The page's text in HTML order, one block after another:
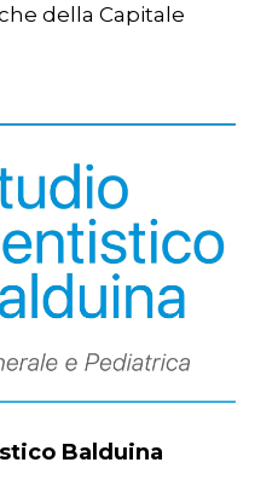
della Capitale
Balduina